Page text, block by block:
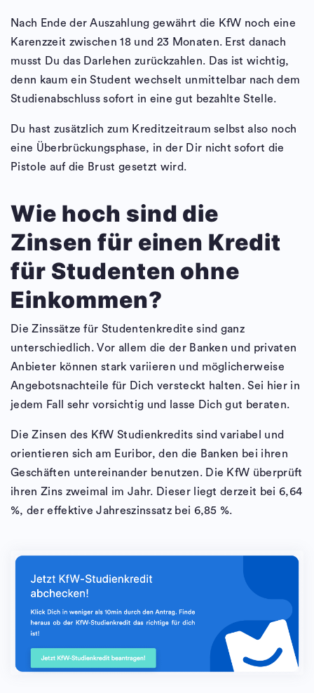
Nach Ende der Auszahlung gewährt die KfW noch eine
Karenzzeit zwischen 18 und 23 Monaten. Erst danach
musst Du das Darlehen zurückzahlen. Das ist wichtig,
denn kaum ein Student wechselt unmittelbar nach dem
Studienabschluss sofort in eine gut bezahlte Stelle.
Du hast zusätzlich zum Kreditzeitraum selbst also noch
eine Überbrückungsphase, in der Dir nicht sofort die
Pistole auf die Brust gesetzt wird.
Wie hoch sind die
Zinsen für einen Kredit
für Studenten ohne
Einkommen?
Die Zinssätze für Studentenkredite sind ganz
unterschiedlich. Vor allem die der Banken und privaten
Anbieter können stark variieren und möglicherweise
Angebotsnachteile für Dich versteckt halten. Sei hier in
jedem Fall sehr vorsichtig und lasse Dich gut beraten.
Die Zinsen des KfW Studienkredits sind variabel und
orientieren sich am Euribor, den die Banken bei ihren
Geschäften untereinander benutzen. Die KfW überprüft
ihren Zins zweimal im Jahr. Dieser liegt derzeit bei 6,64
%, der effektive Jahreszinssatz bei 6,85 %.